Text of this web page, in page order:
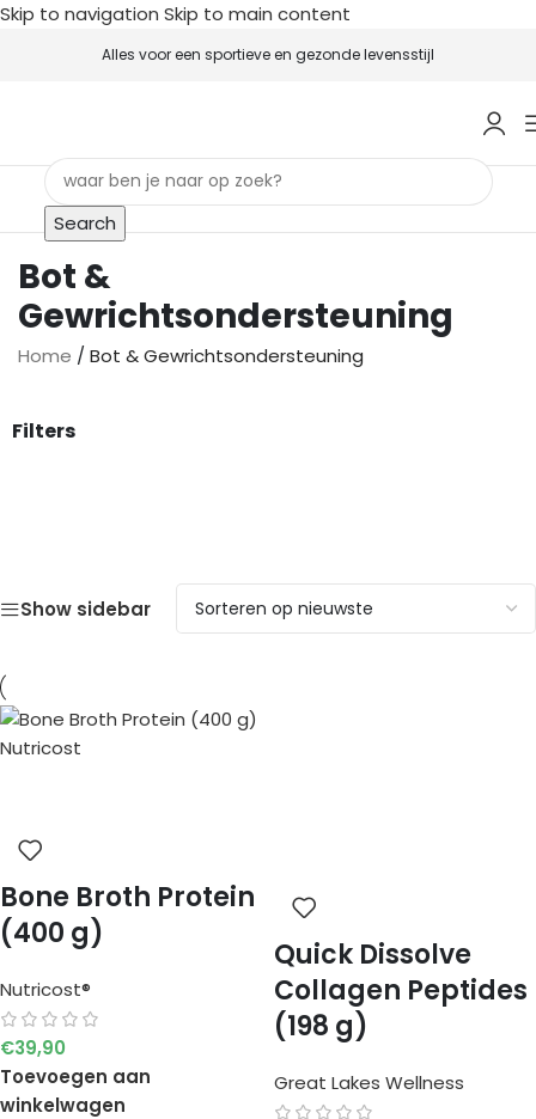
Skip to navigation Skip to main content
Alles voor een sportieve en gezonde levensstijl
Search
Bot &
Gewrichtsondersteuning
Home / Bot & Gewrichtsondersteuning
Filters
Show sidebar
Bone Broth Protein
(400 g)
Nutricost®
€39,90
Toevoegen aan
winkelwagen
Quick Dissolve
Collagen Peptides
(198 g)
Great Lakes Wellness